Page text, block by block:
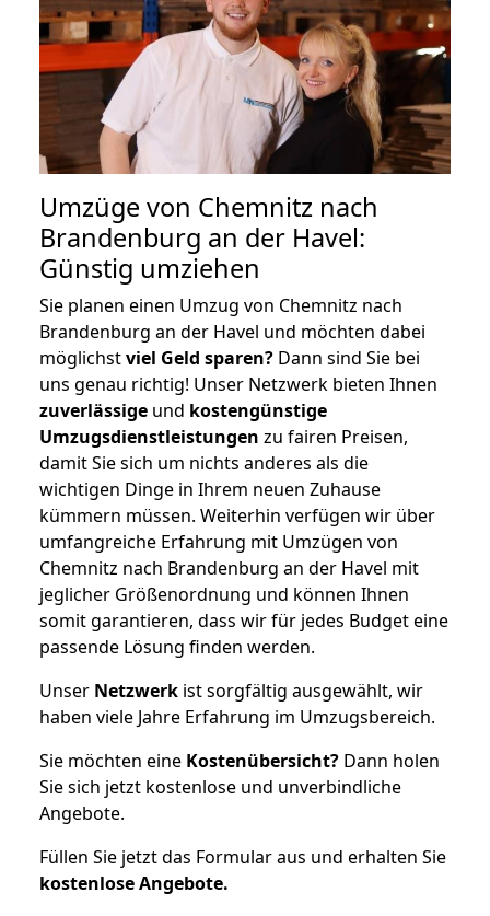
Umzüge von Chemnitz nach
Brandenburg an der Havel:
Günstig umziehen
Sie planen einen Umzug von Chemnitz nach
Brandenburg an der Havel und möchten dabei
möglichstviel Geld sparen? Dann sind Sie bei
uns genau richtig! Unser Netzwerk bieten Ihnen
zuverlässige und kostengünstige
Umzugsdienstleistungen zu fairen Preisen,
damit Sie sich um nichts anderes als die
wichtigen Dinge in Ihrem neuen Zuhause
kümmern müssen. Weiterhin verfügen wir über
umfangreiche Erfahrung mit Umzügen von
Chemnitz nach Brandenburg an der Havel mit
jeglicher Größenordnung und können Ihnen
somit garantieren, dass wir für jedes Budget eine
passende Lösung finden werden.
Unser Netzwerk ist sorgfältig ausgewählt, wir
haben viele Jahre Erfahrung im Umzugsbereich.
Sie möchten eine Kostenübersicht? Dann holen
Sie sich jetzt kostenlose und unverbindliche
Angebote.
Füllen Sie jetzt das Formular aus und erhalten Sie
kostenloseAngebote.